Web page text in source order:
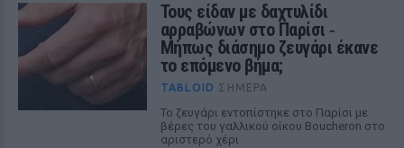
Τους είδαν με δαχτυλίδι
αρραβώνων στο Παρίσι ‑
Μήπως διάσημο ζευγάρι έκανε
το επόμενο βήμα;
TABLOID ΣΉΜΕΡΑ
Το ζευγάρι εντοπίστηκε στο Παρίσι με
βέρες του γαλλικού οίκου Boucheron στο
αριστερό χέρι